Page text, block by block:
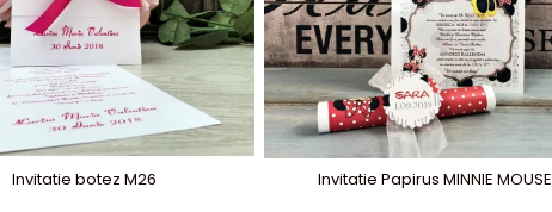
Invitatie botez M26 Invitatie Papirus MINNIE MOUSE